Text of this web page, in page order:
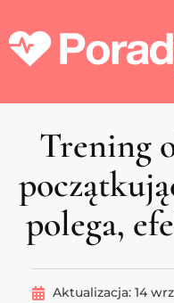
Trening
polega,
Aktualizacja: 14